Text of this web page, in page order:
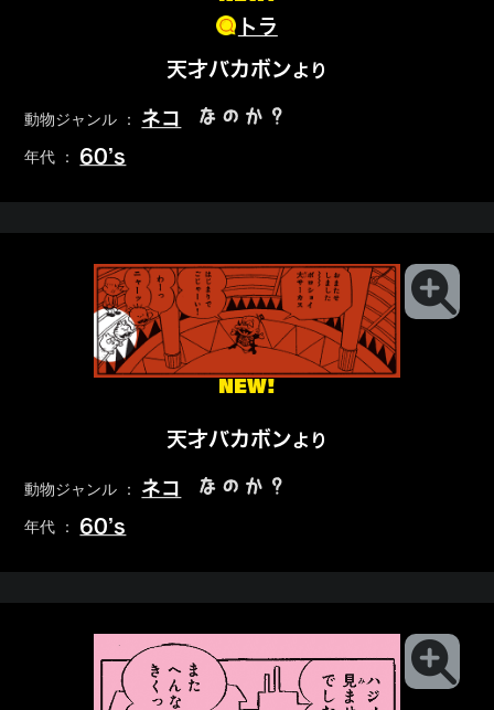
トラ
天才バカボンより
動物ジャンル ： ネコ なのか？
年代 ： 60’s
NEW!
天才バカボンより
動物ジャンル ： ネコ なのか？
年代 ： 60’s